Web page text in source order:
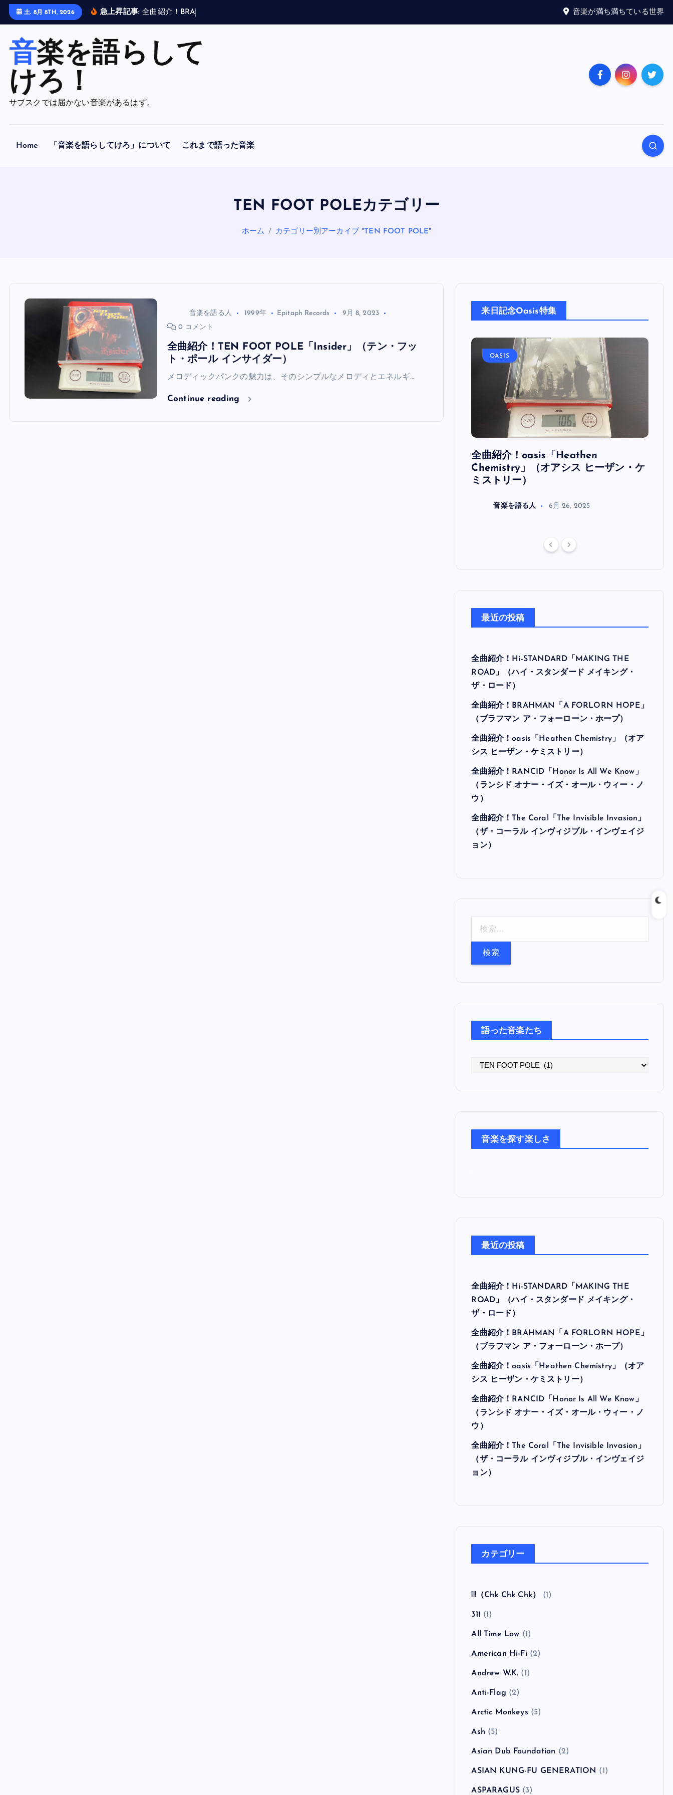
土. 8月 8TH, 2026 急上昇記事: 全曲 紹介 ！ B RA 音楽が満ち満ちている世界
音楽を語らして
けろ！
サブスクでは届かない音楽があるはず。
Home 「音楽を語らしてけろ」について これまで語った音楽
TEN FOOT POLEカテゴリー
ホーム カテゴリー別アーカイブ "TEN FOOT POLE"
音楽を語る人 1999年 Epitaph Records
9月 8, 2023
0 コメント
全曲紹介！TEN FOOT POLE「Insider」（テン・フッ
ト・ポール インサイダー）
メロディックパンクの魅力は、そのシンプルなメロディとエネルギ…
Continue reading
来日記念Oasis特集
OASIS
全曲紹介！oasis「Heathen
Chemistry」（オアシス ヒーザン・ケ
ミストリー）
音楽を語る人 6月 26, 2025
最近の投稿
全曲紹介！Hi-STANDARD「MAKING THE
ROAD」（ハイ・スタンダード メイキング・
ザ・ロード）
全曲紹介！BRAHMAN「A FORLORN HOPE」
（ブラフマン ア・フォーローン・ホープ）
全曲紹介！oasis「Heathen Chemistry」（オア
シス ヒーザン・ケミストリー）
全曲紹介！RANCID「Honor Is All We Know」
（ランシド オナー・イズ・オール・ウィー・ノ
ウ）
全曲紹介！The Coral「The Invisible Invasion」
（ザ・コーラル インヴィジブル・インヴェイジ
ョン）
語った音楽たち
た
音楽を探す楽しさ
最近の投稿
全曲紹介！Hi-STANDARD「MAKING THE
ROAD」（ハイ・スタンダード メイキング・
ザ・ロード）
全曲紹介！BRAHMAN「A FORLORN HOPE」
（ブラフマン ア・フォーローン・ホープ）
全曲紹介！oasis「Heathen Chemistry」（オア
シス ヒーザン・ケミストリー）
全曲紹介！RANCID「Honor Is All We Know」
（ランシド オナー・イズ・オール・ウィー・ノ
ウ）
全曲紹介！The Coral「The Invisible Invasion」
（ザ・コーラル インヴィジブル・インヴェイジ
ョン）
カテゴリー
!!!（Chk Chk Chk） (1)
311 (1)
All Time Low (1)
American Hi-Fi(2)
Andrew W.K. (1)
Anti-Flag (2)
Arctic Monkeys (5)
Ash (5)
Asian Dub Foundation (2)
ASIAN KUNG-FU GENERATION (1)
ASPARAGUS(3)